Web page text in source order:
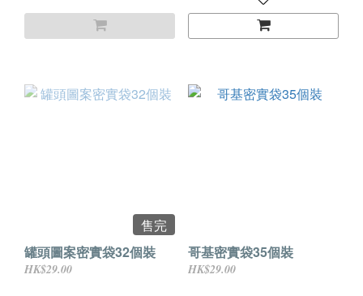
售完
罐頭圖案密實袋32個裝
HK$29.00
哥基密實袋35個裝
HK$29.00